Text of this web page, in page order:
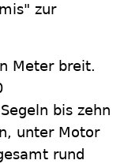
zur
Meter breit.
bis zehn
unter Motor
rund